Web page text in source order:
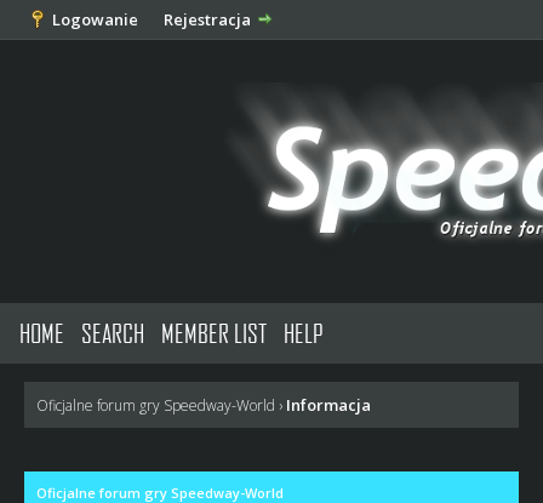
Logowanie Rejestracja
HOME SEARCH MEMBER LIST HELP
Oficjalne forum gry Speedway-World › Informacja
Oficjalne forum gry Speedway-World